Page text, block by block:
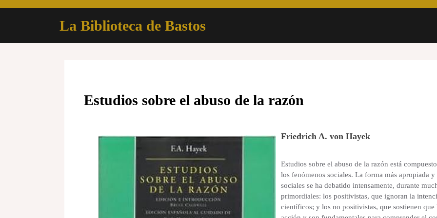
La Biblioteca de Bastos
Estudios sobre el abuso de la razón
Friedrich A. von Hayek
Estudios sobre el abuso de la razón está
los fenómenos sociales. La forma más apropiada
sociales se ha debatido intensamente, durante
primordiales: los positivistas, que ignoran la
científicos; y los no positivistas, que sostienen